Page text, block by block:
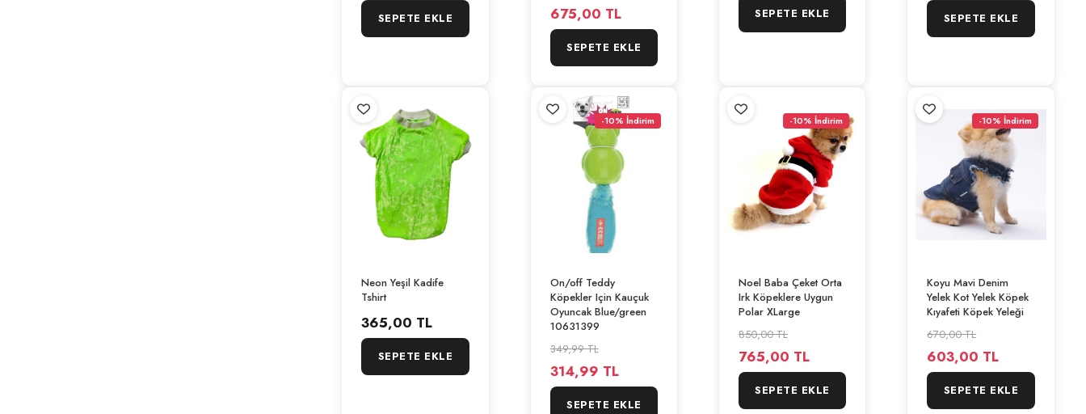
SEPETE EKLE 675,00 TL
SEPETE EKLE
SEPETE EKLE SEPETE EKLE
Neon Yeşil Kadife
Tshirt
365,00 TL
SEPETE EKLE
-10% İndirim
On/off Teddy
Köpekler Için Kauçuk
Oyuncak Blue/green
10631399
349,99 TL
314,99 TL
SEPETE EKLE
-10% İndirim
Noel Baba Çeket Orta
Irk Köpeklere Uygun
Polar XLarge
850,00 TL
765,00 TL
SEPETE EKLE
-10% İndirim
Koyu Mavi Denim
Yelek Kot Yelek Köpek
Kıyafeti Köpek Yeleği
670,00 TL
603,00 TL
SEPETE EKLE